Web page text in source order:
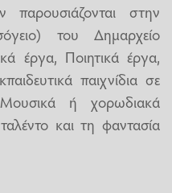
παρουσιάζονται στην
του Δημαρχείο
έργα, Ποιητικά έργα,
παιχνίδια σε
ή χορωδιακά
και τη φαντασία